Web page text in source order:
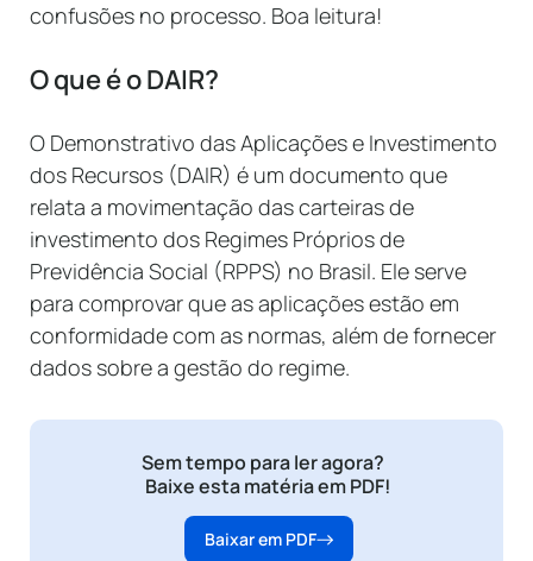
confusões no processo. Boa leitura!
O que é o DAIR?
O Demonstrativo das Aplicações e Investimento
dos Recursos (DAIR) é um documento que
relata a movimentação das carteiras de
investimento dos Regimes Próprios de
Previdência Social (RPPS) no Brasil. Ele serve
para comprovar que as aplicações estão em
conformidade com as normas, além de fornecer
dados sobre a gestão do regime.
Sem tempo para ler agora?
Baixe esta matéria em PDF!
Baixar em PDF